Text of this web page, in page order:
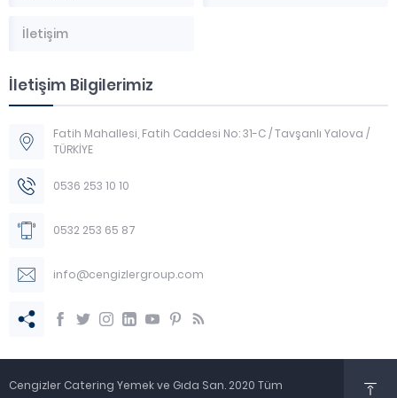
İletişim
İletişim Bilgilerimiz
Fatih Mahallesi, Fatih Caddesi No: 31-C / Tavşanlı Yalova /
TÜRKİYE
0536 253 10 10
0532 253 65 87
info@cengizlergroup.com
Cengizler Catering Yemek ve Gıda San. 2020 Tüm